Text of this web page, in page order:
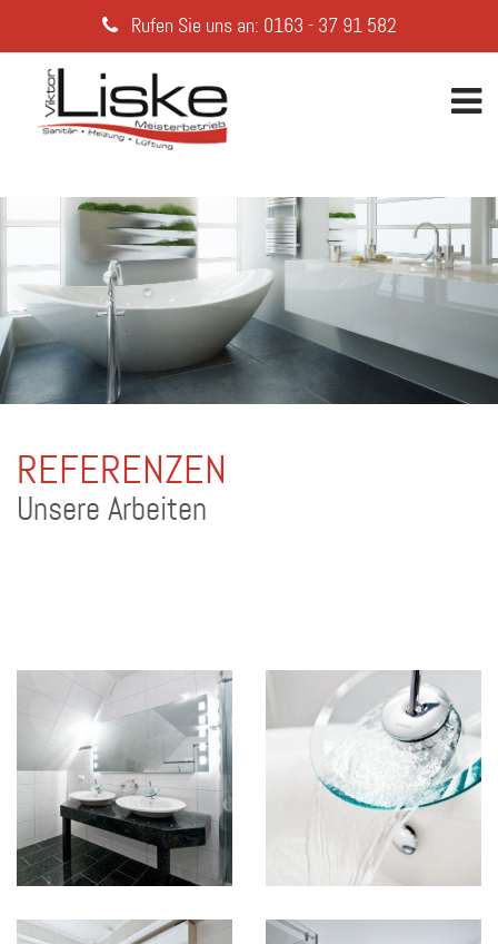
Rufen Sie uns an: 0163 - 37 91 582
REFERENZEN
Unsere Arbeiten